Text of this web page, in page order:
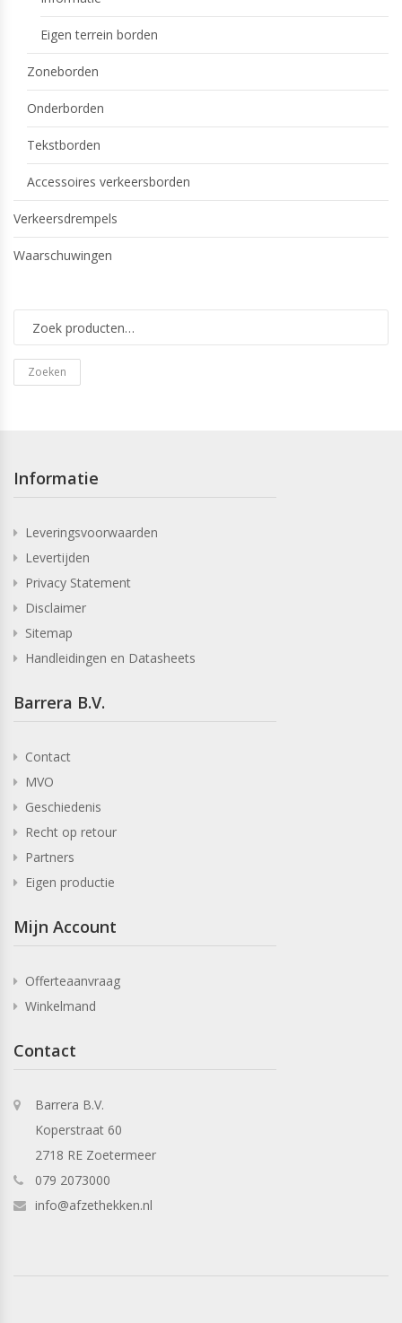
Eigen terrein borden
Zoneborden
Onderborden
Tekstborden
Accessoires verkeersborden
Verkeersdrempels
Waarschuwingen
Zoeken
Informatie
Leveringsvoorwaarden
Levertijden
Privacy Statement
Disclaimer
Sitemap
Handleidingen en Datasheets
Barrera B.V.
Contact
MVO
Geschiedenis
Recht op retour
Partners
Eigen productie
Mijn Account
Offerteaanvraag
Winkelmand
Contact
Barrera B.V.
Koperstraat 60
2718 RE Zoetermeer
079 2073000
info@afzethekken.nl